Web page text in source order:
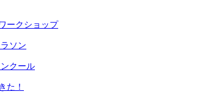
ークショップ
ソン
クール
た！